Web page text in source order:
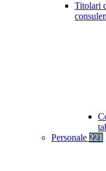
Titolari
Personale 221